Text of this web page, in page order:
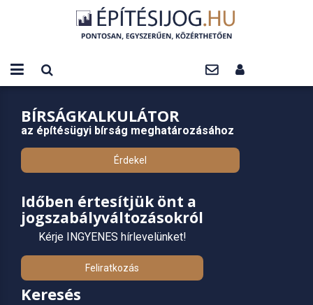
BÍRSÁGKALKULÁTOR
az építésügyi bírság meghatározásához
Érdekel
Időben értesítjük önt a
jogszabályváltozásokról
Kérje INGYENES hírlevelünket!
Feliratkozás
Keresés